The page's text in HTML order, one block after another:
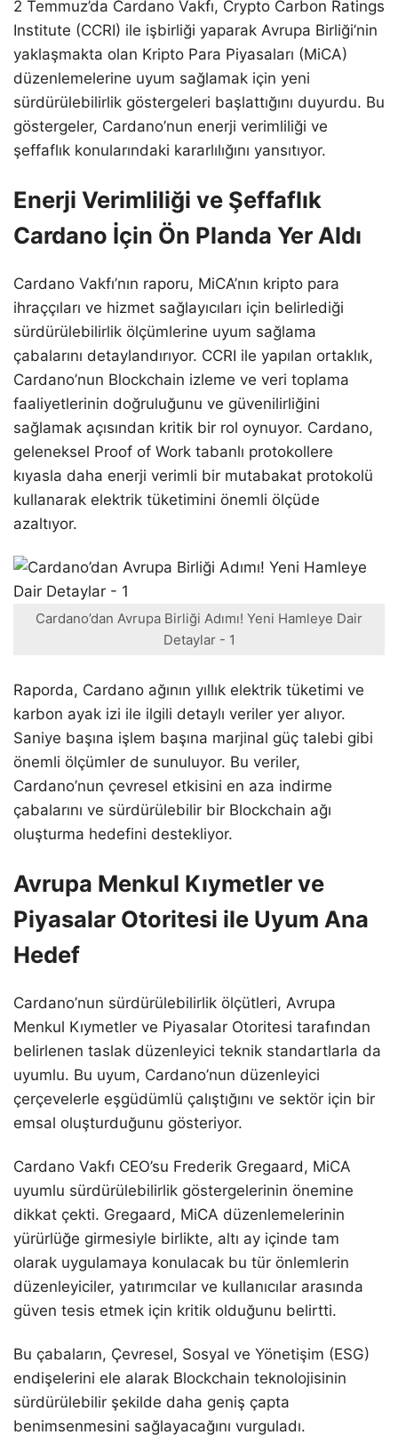
2 Temmuz’da Cardano Vakfı, Crypto Carbon Ratings
Institute (CCRI) ile işbirliği yaparak Avrupa Birliği’nin
yaklaşmakta olan Kripto Para Piyasaları (MiCA)
düzenlemelerine uyum sağlamak için yeni
sürdürülebilirlik göstergeleri başlattığını duyurdu. Bu
göstergeler, Cardano’nun enerji verimliliği ve
şeffaflık konularındaki kararlılığını yansıtıyor.
Enerji Verimliliği ve Şeffaflık
Cardano İçin Ön Planda Yer Aldı
Cardano Vakfı’nın raporu, MiCA’nın kripto para
ihraççıları ve hizmet sağlayıcıları için belirlediği
sürdürülebilirlik ölçümlerine uyum sağlama
çabalarını detaylandırıyor. CCRI ile yapılan ortaklık,
Cardano’nun Blockchain izleme ve veri toplama
faaliyetlerinin doğruluğunu ve güvenilirliğini
sağlamak açısından kritik bir rol oynuyor. Cardano,
geleneksel Proof of Work tabanlı protokollere
kıyasla daha enerji verimli bir mutabakat protokolü
kullanarak elektrik tüketimini önemli ölçüde
azaltıyor.
Cardano’dan Avrupa Birliği Adımı! Yeni Hamleye Dair
Detaylar - 1
Raporda, Cardano ağının yıllık elektrik tüketimi ve
karbon ayak izi ile ilgili detaylı veriler yer alıyor.
Saniye başına işlem başına marjinal güç talebi gibi
önemli ölçümler de sunuluyor. Bu veriler,
Cardano’nun çevresel etkisini en aza indirme
çabalarını ve sürdürülebilir bir Blockchain ağı
oluşturma hedefini destekliyor.
Avrupa Menkul Kıymetler ve
Piyasalar Otoritesi ile Uyum Ana
Hedef
Cardano’nun sürdürülebilirlik ölçütleri, Avrupa
Menkul Kıymetler ve Piyasalar Otoritesi tarafından
belirlenen taslak düzenleyici teknik standartlarla da
uyumlu. Bu uyum, Cardano’nun düzenleyici
çerçevelerle eşgüdümlü çalıştığını ve sektör için bir
emsal oluşturduğunu gösteriyor.
Cardano Vakfı CEO’su Frederik Gregaard, MiCA
uyumlu sürdürülebilirlik göstergelerinin önemine
dikkat çekti. Gregaard, MiCA düzenlemelerinin
yürürlüğe girmesiyle birlikte, altı ay içinde tam
olarak uygulamaya konulacak bu tür önlemlerin
düzenleyiciler, yatırımcılar ve kullanıcılar arasında
güven tesis etmek için kritik olduğunu belirtti.
Bu çabaların, Çevresel, Sosyal ve Yönetişim (ESG)
endişelerini ele alarak Blockchain teknolojisinin
sürdürülebilir şekilde daha geniş çapta
benimsenmesini sağlayacağını vurguladı.